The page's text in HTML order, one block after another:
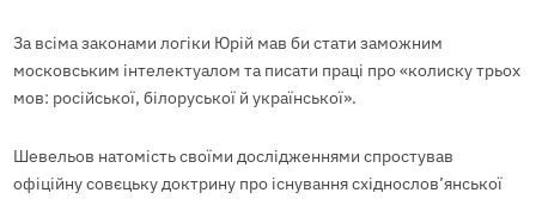
За всіма законами логіки Юрій мав би стати заможним
московським інтелектуалом та писати праці про «колиску трьох
мов: російської, білоруської й української».
Шевельов натомість своїми дослідженнями спростував
офіційну совєцьку доктрину про існування східнослов’янської